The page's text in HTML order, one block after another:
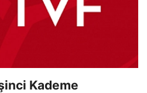
Kademe